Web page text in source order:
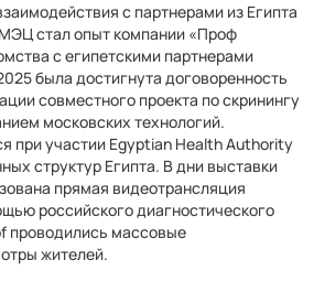
с партнерами из Египта
стал опыт компании «Проф
с египетскими партнерами
была достигнута договоренность
совместного проекта по скринингу
московских технологий.
при участии Egyptian Health Authority
структур Египта. В дни выставки
прямая видеотрансляция
российского диагностического
проводились массовые
жителей.